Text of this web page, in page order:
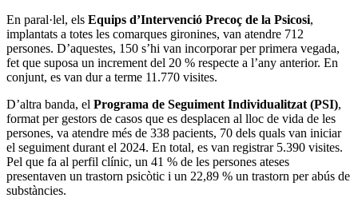
En paral·lel, els Equips d’Intervenció Precoç de la Psicosi,
implantats a totes les comarques gironines, van atendre 712
persones. D’aquestes, 150 s’hi van incorporar per primera vegada,
fet que suposa un increment del 20 % respecte a l’any anterior. En
conjunt, es van dur a terme 11.770 visites.
D’altra banda, el Programa de Seguiment Individualitzat (PSI),
format per gestors de casos que es desplacen al lloc de vida de les
persones, va atendre més de 338 pacients, 70 dels quals van iniciar
el seguiment durant el 2024. En total, es van registrar 5.390 visites.
Pel que fa al perfil clínic, un 41 % de les persones ateses
presentaven un trastorn psicòtic i un 22,89 % un trastorn per abús de
substàncies.